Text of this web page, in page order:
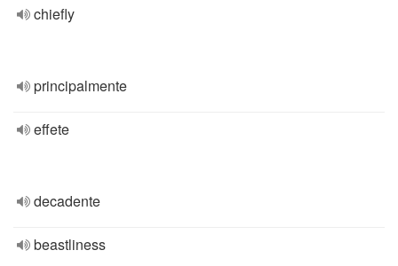
chiefly
principalmente
effete
decadente
beastliness